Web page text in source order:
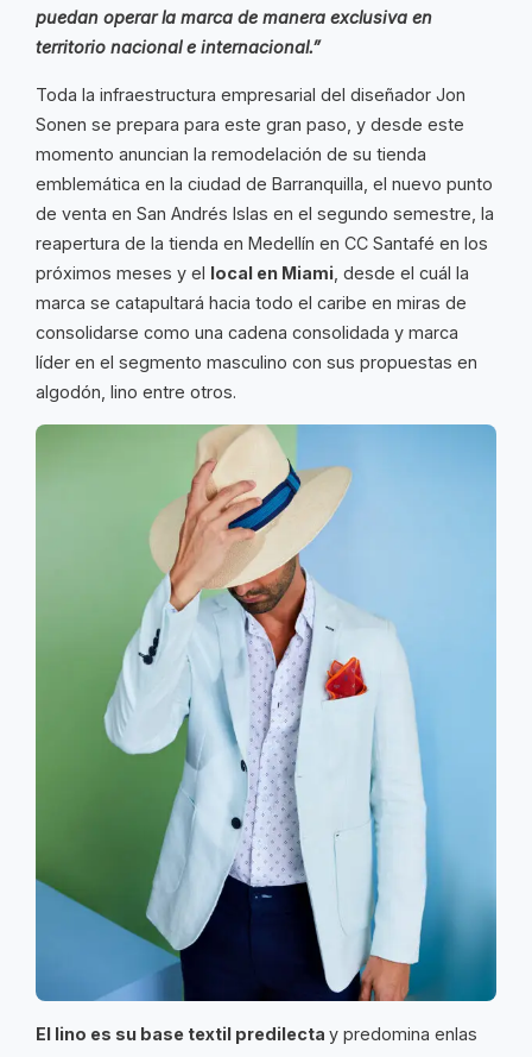
puedan operar la marca de manera exclusiva en
territorio nacional e internacional.”
Toda la infraestructura empresarial del diseñador Jon
Sonen se prepara para este gran paso, y desde este
momento anuncian la remodelación de su tienda
emblemática en la ciudad de Barranquilla, el nuevo punto
de venta en San Andrés Islas en el segundo semestre, la
reapertura de la tienda en Medellín en CC Santafé en los
próximos meses y el local en Miami , desde el cuál la
marca se catapultará hacia todo el caribe en miras de
consolidarse como una cadena consolidada y marca
líder en el segmento masculino con sus propuestas en
algodón, lino entre otros.
El lino es su base textil predilecta y predomina enlas